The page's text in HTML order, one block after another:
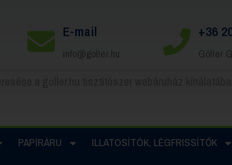
E-mail
info@goller.hu
+36
Göller
PAPÍRÁRU ILLATOSÍTÓK, LÉGFRISSÍTŐK